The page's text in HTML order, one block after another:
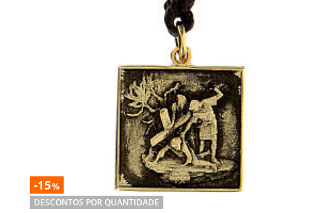
-15%
DESCONTOS POR QUANTIDADE